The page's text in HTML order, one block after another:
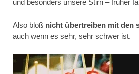
und besonders unsere Stirn – früher
Also bloß nicht übertreiben mit den
auch wenn es sehr, sehr schwer ist.